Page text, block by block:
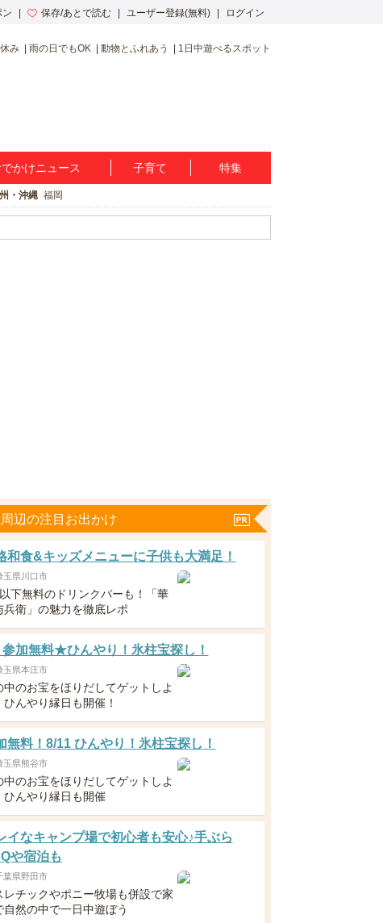
ン 保存/あとで読む ユーザー登録(無料) ログイン
み 雨の日でもOK 動物とふれあう 1日中遊べるスポット
でかけニュース 子育て 特集
・沖縄 福岡
辺の注目お出かけ
和食&キッズメニューに子供も大満足！
玉県川口市
下無料のドリンクバーも！「華
兵衛」の魅力を徹底レポ
参加無料★ひんやり！氷柱宝探し！
玉県本庄市
中のお宝をほりだしてゲットしよ
ひんやり縁日も開催！
無料！8/11 ひんやり！氷柱宝探し！
玉県熊谷市
中のお宝をほりだしてゲットしよ
ひんやり縁日も開催
イなキャンプ場で初心者も安心♪手ぶら
や宿泊も
葉県野田市
レチックやポニー牧場も併設で家
自然の中で一日中遊ぼう